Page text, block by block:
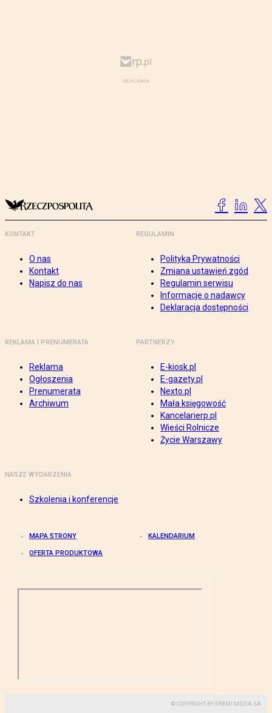
KONTAKT
O nas
Kontakt
Napisz do nas
REGULAMIN
Polityka Prywatności
Zmiana ustawień zgód
Regulamin serwisu
Informacje o nadawcy
Deklaracja dostępności
REKLAMA I PRENUMERATA
Reklama
Ogłoszenia
Prenumerata
Archiwum
PARTNERZY
E-kiosk.pl
E-gazety.pl
Nexto.pl
Mała księgowość
Kancelarierp.pl
Wieści Rolnicze
Życie Warszawy
NASZE WYDARZENIA
Szkolenia i konferencje
MAPA STRONY KALENDARIUM
OFERTA PRODUKTOWA
© COPYRIGHT BY GREMI MEDIA SA